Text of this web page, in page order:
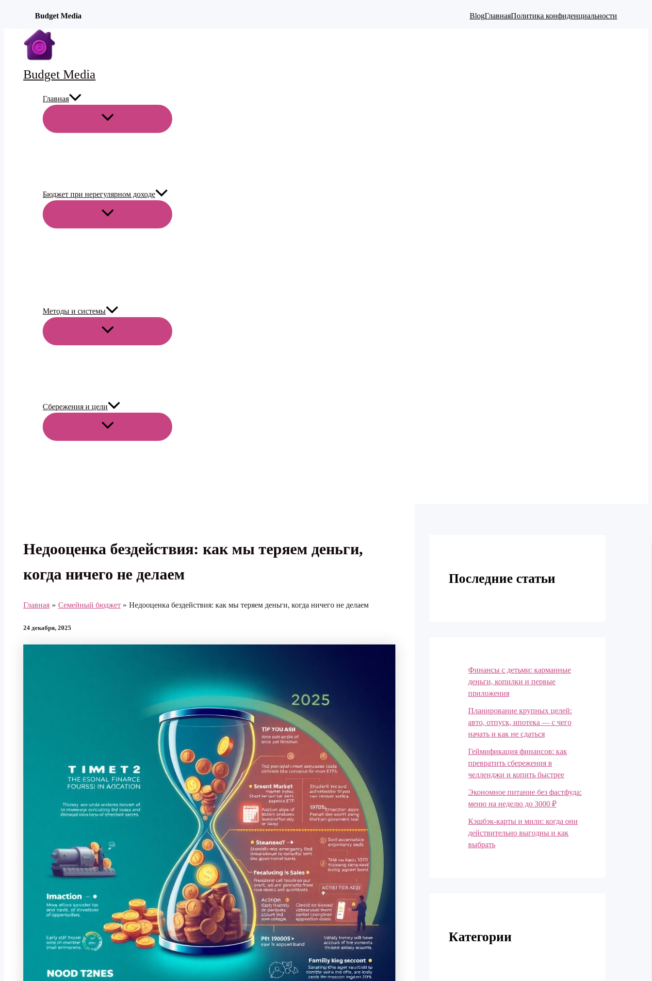
Budget Media BlogГлавнаяПолитика конфиденциальности
Перейти
содержимому
Budget Media
Главная
ПЕРЕКЛЮЧАТЕЛЬ
Бюджет при нерегулярном доходе
ПЕРЕКЛЮЧАТЕЛЬ
Методы и системы
ПЕРЕКЛЮЧАТЕЛЬ
Сбережения и цели
ПЕРЕКЛЮЧАТЕЛЬ
Недооценка бездействия: как мы теряем деньги,
когда ничего не делаем
Главная Семейный бюджет Недооценка бездействия: как мы теряем деньги, когда ничего не делаем
24 декабря, 2025
Последние статьи
Финансы с детьми: карманные
деньги, копилки и первые
приложения
Планирование крупных целей:
авто, отпуск, ипотека — с чего
начать и как не сдаться
Геймификация финансов: как
превратить сбережения в
челленджи и копить быстрее
Экономное питание без фастфуда:
меню на неделю до 3000 ₽
Кэшбэк-карты и мили: когда они
действительно выгодны и как
выбрать
Категории